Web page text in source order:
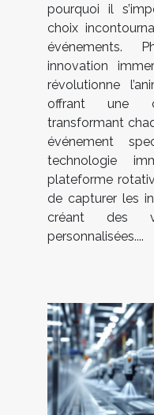
pourquoi il
choix
événements.
innovation
révolutionne
offrant une
transformant
événement
technologie
plateforme
de capturer les
créant des
personnalisées....